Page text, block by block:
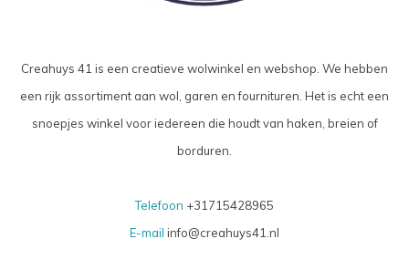
Creahuys 41 is een creatieve wolwinkel en webshop. We hebben
een rijk assortiment aan wol, garen en fournituren. Het is echt een
snoepjes winkel voor iedereen die houdt van haken, breien of
borduren.
Telefoon +31715428965
E-mail info@creahuys41.nl